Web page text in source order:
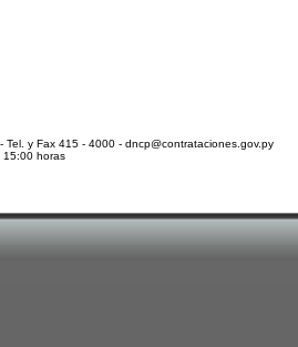
y Fax 415 - 4000 - dncp@contrataciones.gov.py
15:00 horas